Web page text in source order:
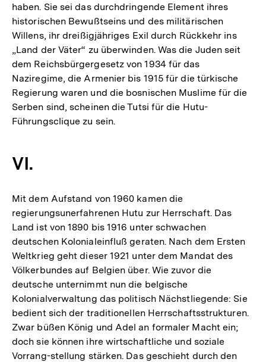
haben. Sie sei das durchdringende Element ihres
historischen Bewußtseins und des militärischen
Willens, ihr dreißigjähriges Exil durch Rückkehr ins
„Land der Väter“ zu überwinden. Was die Juden seit
dem Reichsbürgergesetz von 1934 für das
Naziregime, die Armenier bis 1915 für die türkische
Regierung waren und die bosnischen Muslime für die
Serben sind, scheinen die Tutsi für die Hutu-
Führungsclique zu sein.
VI.
Mit dem Aufstand von 1960 kamen die
regierungsunerfahrenen Hutu zur Herrschaft. Das
Land ist von 1890 bis 1916 unter schwachen
deutschen Kolonialeinfluß geraten. Nach dem Ersten
Weltkrieg geht dieser 1921 unter dem Mandat des
Völkerbundes auf Belgien über. Wie zuvor die
deutsche unternimmt nun die belgische
Kolonialverwaltung das politisch Nächstliegende: Sie
bedient sich der traditionellen Herrschaftsstrukturen.
Zwar büßen König und Adel an formaler Macht ein;
doch sie können ihre wirtschaftliche und soziale
Vorrang-stellung stärken. Das geschieht durch den